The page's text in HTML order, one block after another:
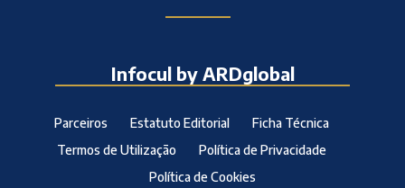
Infocul by ARDglobal
Parceiros Estatuto Editorial
Ficha Técnica
Termos de Utilização
Política de Privacidade
Política de Cookies